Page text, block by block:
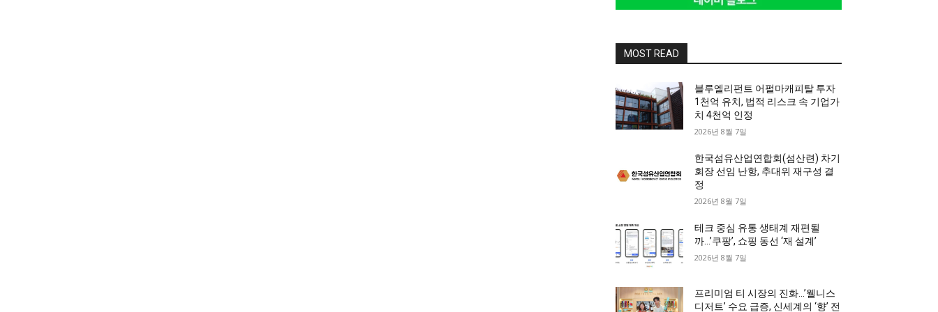
MOST READ
블루엘리펀트 어펄마캐피탈 투자
1천억 유치, 법적 리스크 속 기업가
치 4천억 인정
2026년 8월 7일
한국섬유산업연합회(섬산련) 차기
회장 선임 난항, 추대위 재구성 결
정
2026년 8월 7일
테크 중심 유통 생태계 재편될
까…’쿠팡’, 쇼핑 동선 ‘재 설계’
2026년 8월 7일
프리미엄 티 시장의 진화…’웰니스
디저트’ 수요 급증, 신세계의 ‘향’ 전